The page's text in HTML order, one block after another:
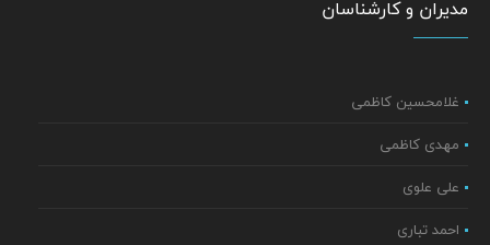
مدیران و کارشناسان
غلامحسین کاظمی
مهدی کاظمی
علی علوی
احمد تباری